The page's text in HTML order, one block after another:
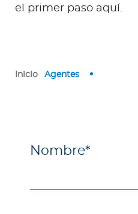
el primer paso aquí.
Inicio Agentes
Nombre*